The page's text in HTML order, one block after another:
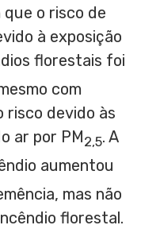
o risco de
à exposição
florestais foi
com
risco devido às
ar por PM2,5. A
aumentou
mas não
florestal.